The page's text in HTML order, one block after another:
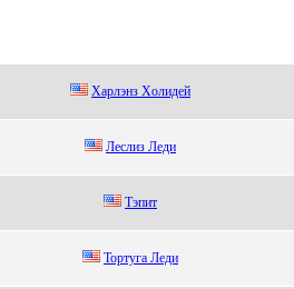
Xapлэнз Xoлидeй
Лecлиз Лeди
Tэпит
Тоpтуга Леди